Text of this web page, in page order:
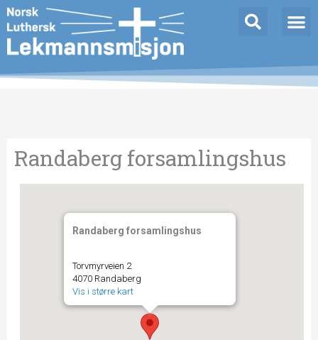
Hopp
rett
til
innholdet
Randaberg forsamlingshus
Randaberg forsamlingshus
Torvmyrveien 2
4070 Randaberg
Vis i større kart